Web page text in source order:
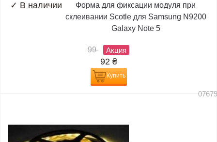
✓ В наличии
Форма для фиксации модуля при
склеивании Scotle для Samsung N9200
Galaxy Note 5
99 Акция
92 ₴
Купить